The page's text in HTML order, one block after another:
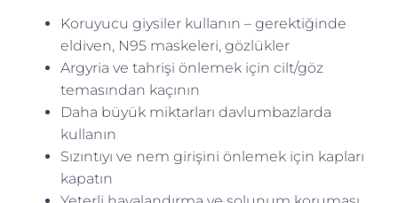
Koruyucu giysiler kullanın – gerektiğinde
eldiven, N95 maskeleri, gözlükler
Argyria ve tahrişi önlemek için cilt/göz
temasından kaçının
Daha büyük miktarları davlumbazlarda
kullanın
Sızıntıyı ve nem girişini önlemek için kapları
kapatın